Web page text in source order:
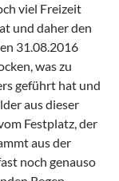
viel Freizeit
und daher den
31.08.2016
was zu
geführt hat und
aus dieser
Festplatz, der
aus der
noch genauso